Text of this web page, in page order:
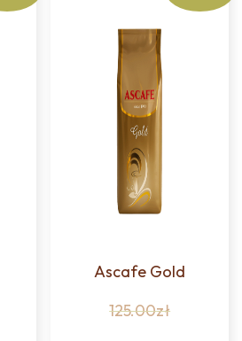
Ascafe Gold
125.00zł